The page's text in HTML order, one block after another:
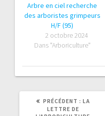
Arbre en ciel recherche
des arboristes grimpeurs
H/F (95)
2 octobre 2024
Dans "Arboriculture"
PRÉCÉDENT : ARTICLE
LA
LETTRE DE